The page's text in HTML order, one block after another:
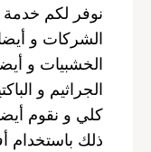
نوفر لكم خدمة
الشركات و
الخشبيات و
الجراثيم و
كلي و نقوم
ذلك باستخدام